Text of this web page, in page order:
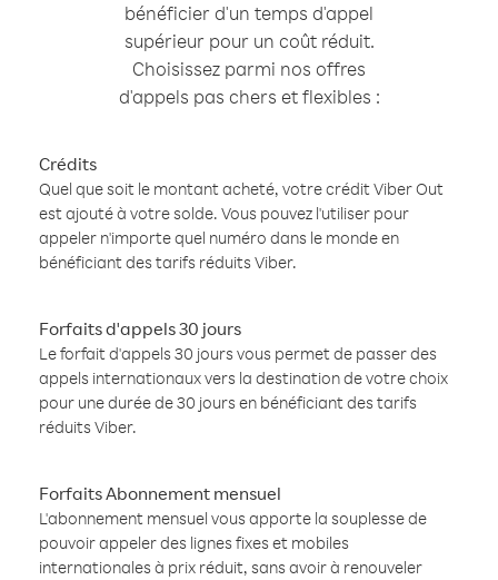
bénéficier d'un temps d'appel
supérieur pour un coût réduit.
Choisissez parmi nos offres
d'appels pas chers et flexibles :
Crédits
Quel que soit le montant acheté, votre crédit Viber Out
est ajouté à votre solde. Vous pouvez l'utiliser pour
appeler n'importe quel numéro dans le monde en
bénéficiant des tarifs réduits Viber.
Forfaits d'appels 30 jours
Le forfait d'appels 30 jours vous permet de passer des
appels internationaux vers la destination de votre choix
pour une durée de 30 jours en bénéficiant des tarifs
réduits Viber.
Forfaits Abonnement mensuel
L'abonnement mensuel vous apporte la souplesse de
pouvoir appeler des lignes fixes et mobiles
internationales à prix réduit, sans avoir à renouveler